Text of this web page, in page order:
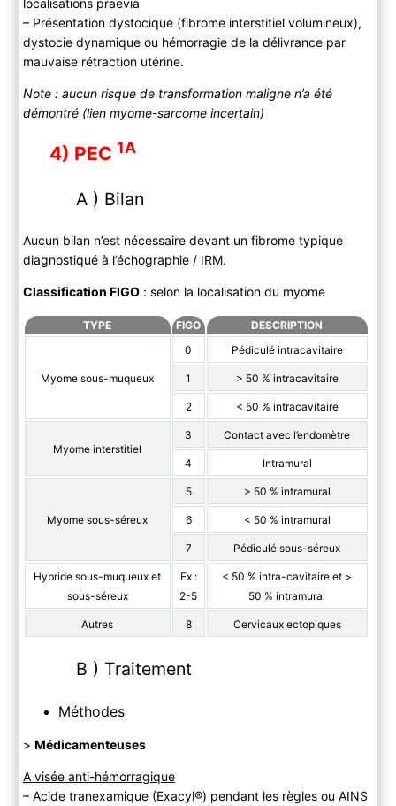
localisations praevia
– Présentation dystocique (fibrome interstitiel volumineux),
dystocie dynamique ou hémorragie de la délivrance par
mauvaise rétraction utérine.
Note : aucun risque de transformation maligne n’a été
démontré (lien myome-sarcome incertain)
4) PEC 1A
A ) Bilan
Aucun bilan n’est nécessaire devant un fibrome typique
diagnostiqué à l’échographie / IRM.
Classification FIGO: selon la localisation du myome
TYPE FIGO DESCRIPTION
Myome sous-muqueux
0 Pédiculé intracavitaire
1 > 50 % intracavitaire
2 < 50 % intracavitaire
Myome interstitiel
3 Contact avec l’endomètre
4 Intramural
Myome sous-séreux
5 > 50 % intramural
6 < 50 % intramural
7 Pédiculé sous-séreux
Hybride sous-muqueux et
sous-séreux
Ex :
2-5
< 50 % intra-cavitaire et >
50 % intramural
Autres 8 Cervicaux ectopiques
B ) Traitement
Méthodes
> Médicamenteuses
A visée anti-hémorragique
– Acide tranexamique (Exacyl®) pendant les règles ou AINS